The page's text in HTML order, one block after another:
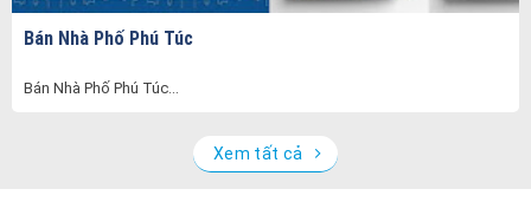
Bán Nhà Phố Phú Túc
Bán Nhà Phố Phú Túc...
Xem tất cả